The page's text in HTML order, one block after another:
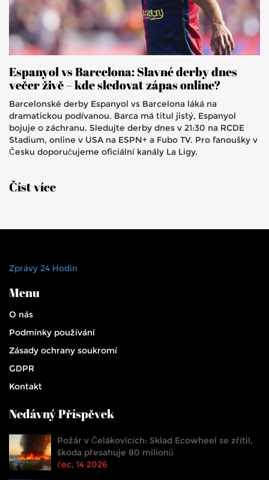
Espanyol vs Barcelona: Slavné derby dnes
večer živě – kde sledovat zápas online?
Barcelonské derby Espanyol vs Barcelona láká na
dramatickou podívanou. Barca má titul jistý, Espanyol
bojuje o záchranu. Sledujte derby dnes v 21:30 na RCDE
Stadium, online v USA na ESPN+ a Fubo TV. Pro fanoušky v
Česku doporučujeme oficiální kanály La Ligy.
Číst více
Zprávy 24 Hodin
Menu
O nás
Podmínky používání
Zásady ochrany soukromí
GDPR
Kontakt
Nedávný Příspěvek
Požár v Čelákovicích: Sklad Ecowheel se zřítil,
škoda přesahuje 80 milionů
čec, 14 2026